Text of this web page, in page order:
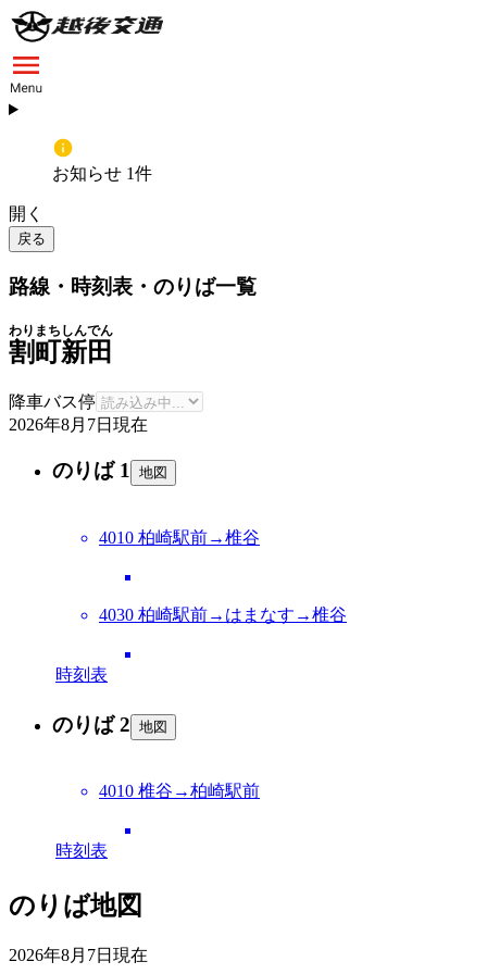
お知らせ 1件
開く
戻る
路線・時刻表・のりば一覧
割町新田
わりまちしんでん
降車バス停
2026年8月7日 現在
のりば 1 地図
4010 柏崎駅前→椎谷
4030 柏崎駅前→はまなす→椎谷
時刻表
のりば 2 地図
4010 椎谷→柏崎駅前
時刻表
のりば地図
2026年8月7日 現在